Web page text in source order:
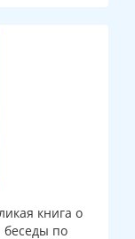
книга о
беседы по